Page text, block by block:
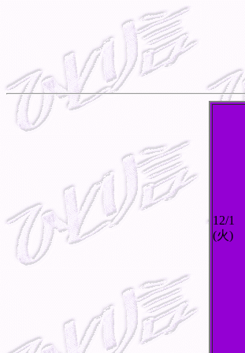
12/1
(火)